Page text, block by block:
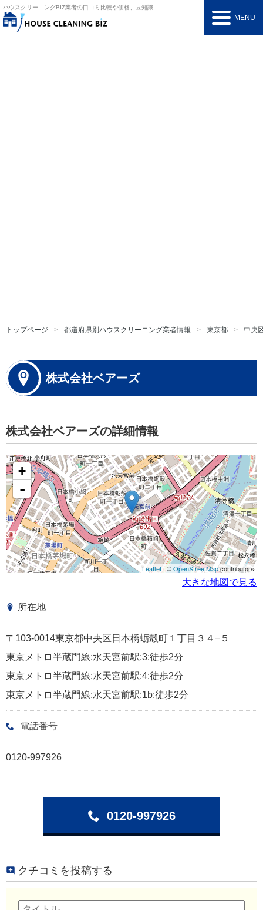
ハウスクリーニングBIZ業者の口コミ比較や価格、豆知識
MENU
トップページ 都道府県別ハウスクリーニング業者情報 東京都 中央
株式会社ベアーズ
株式会社ベアーズの詳細情報
+
-
Leaflet| ©OpenStreetMapcontributors
大きな地図で見る
所在地
〒103-0014東京都中央区日本橋蛎殻町１丁目３４−５
東京メトロ半蔵門線:水天宮前駅:3:徒歩2分
東京メトロ半蔵門線:水天宮前駅:4:徒歩2分
東京メトロ半蔵門線:水天宮前駅:1b:徒歩2分
電話番号
0120-997926
0120-997926
クチコミを投稿する